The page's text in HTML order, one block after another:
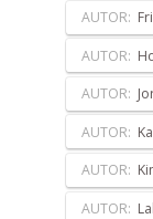
AUTOR:
AUTOR:
AUTOR:
AUTOR:
AUTOR:
AUTOR: